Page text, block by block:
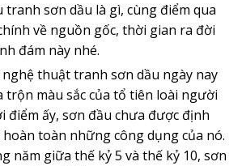
sơn dầu là gì, cùng điểm qua
về nguồn gốc, thời gian ra đời
đám này nhé.
thuật tranh sơn dầu ngày nay
trộn màu sắc của tổ tiên loài người
điểm ấy, sơn đầu chưa được định
toàn những công dụng của nó.
năm giữa thế kỷ 5 và thế kỷ 10, sơn